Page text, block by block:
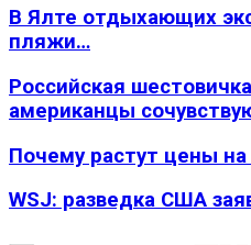
В Ялте отдыхающих
пляжи…
Российская
американцы
Почему растут цены
WSJ: разведка США